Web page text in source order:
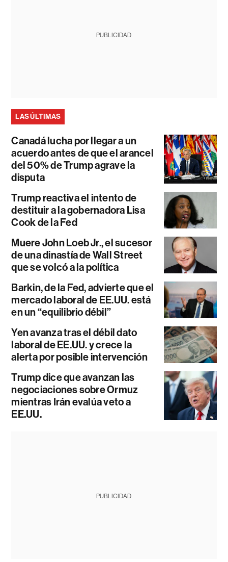
PUBLICIDAD
LAS ÚLTIMAS
Canadá lucha por llegar a un
acuerdo antes de que el arancel
del 50% de Trump agrave la
disputa
Trump reactiva el intento de
destituir a la gobernadora Lisa
Cook de la Fed
Muere John Loeb Jr., el sucesor
de una dinastía de Wall Street
que se volcó a la política
Barkin, de la Fed, advierte que el
mercado laboral de EE.UU. está
en un “equilibrio débil”
Yen avanza tras el débil dato
laboral de EE.UU. y crece la
alerta por posible intervención
Trump dice que avanzan las
negociaciones sobre Ormuz
mientras Irán evalúa veto a
EE.UU.
PUBLICIDAD